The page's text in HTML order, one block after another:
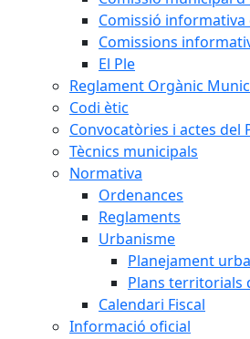
Comissió informativa
Comissions
El Ple
Reglament Orgànic
Codi ètic
Convocatòries i actes del
Tècnics municipals
Normativa
Ordenances
Reglaments
Urbanisme
Planejament
Plans territorials
Calendari Fiscal
Informació oficial